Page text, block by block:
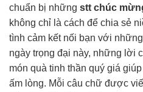
chuẩn bị những stt chúc
không chỉ là cách để chia sẻ
tình cảm kết nối bạn với
ngày trọng đại này, những lời
món quà tinh thần quý giá
ấm lòng. Mỗi câu chữ được